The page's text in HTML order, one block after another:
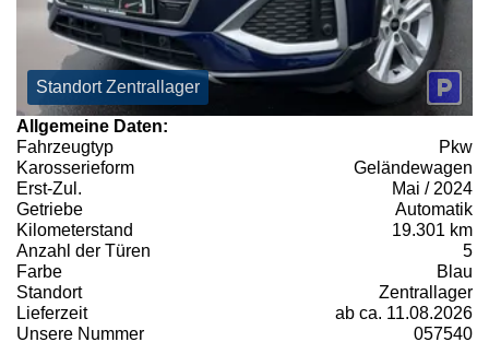
Standort Zentrallager
Allgemeine Daten:
Fahrzeugtyp
Pkw
Karosserieform
Geländewagen
Erst-Zul.
Mai / 2024
Getriebe
Automatik
Kilometerstand
19.301 km
Anzahl der Türen
5
Farbe
Blau
Standort
Zentrallager
Lieferzeit
ab ca. 11.08.2026
Unsere Nummer
057540